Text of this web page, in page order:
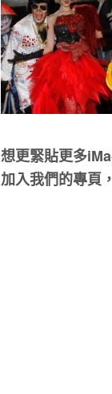
想更緊貼更多
加入我們的專頁